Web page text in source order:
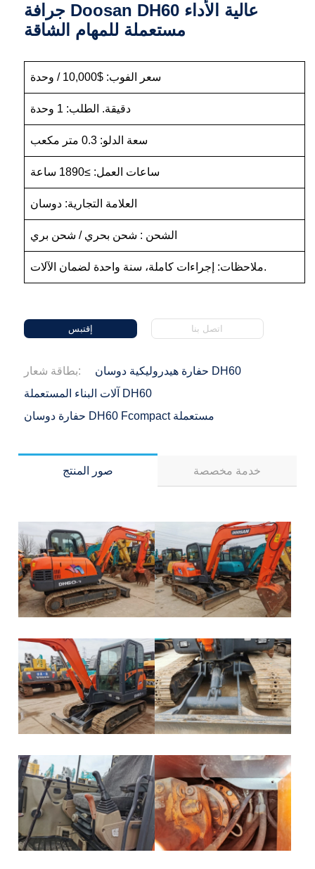
جرافة Doosan DH60 عالية الأداء
مستعملة للمهام الشاقة
سعر الفوب: $10,000 / وحدة
دقيقة. الطلب: 1 وحدة
سعة الدلو: 0.3 متر مكعب
ساعات العمل: ≥1890 ساعة
العلامة التجارية: دوسان
الشحن : شحن بحري / شحن بري
ملاحظات: إجراءات كاملة، سنة واحدة لضمان الآلات.
إقتبس اتصل بنا
بطاقة شعار:
حفارة هيدروليكية دوسان DH60
آلات البناء المستعملة DH60
حفارة دوسان DH60 Fcompact مستعملة
صور المنتج خدمة مخصصة